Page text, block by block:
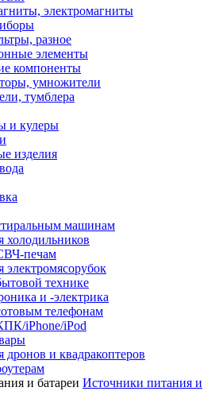
электромагниты
разное
элементы
компоненты
умножители
тумблера
и кулеры
изделия
машинам
холодильников
печам
электромясорубок
технике
и -электрика
телефонам
iPhone/iPod
дронов и квадракоптеров
Источники питания и